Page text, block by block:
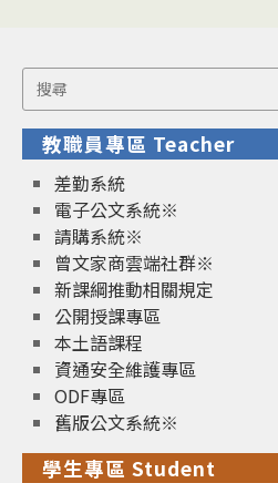
Search
for:
教職員專區 Teacher
差勤系統
電子公文系統※
請購系統※
曾文家商雲端社群※
新課綱推動相關規定
公開授課專區
本土語課程
資通安全維護專區
ODF專區
舊版公文系統※
學生專區 Student